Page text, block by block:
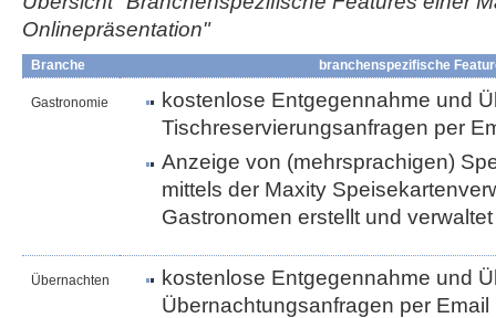
Onlinepräsentation"
Branche branchenspezifische
Gastronomie
kostenlose Entgegennahme und
Tischreservierungsanfragen per
Anzeige von (mehrsprachigen)
mittels der Maxity
Gastronomen erstellt und
Übernachten
kostenlose Entgegennahme und
Übernachtungsanfragen per